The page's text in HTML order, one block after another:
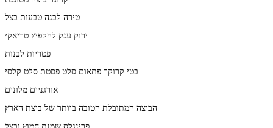
טירה לבנה טבעות בצל
ירוק ענק להקפיץ טריאקי
פטריות לבנות
בטי קרוקר פתאום סלט פסטת סלט קלסי
אורגניים מלונים
הביצה המתובלת הטובה ביותר של ביצת הארץ
פרינגלס שמנת חמוץ ובצל